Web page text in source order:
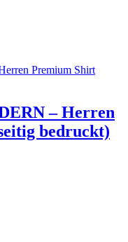
– Herren
bedruckt)